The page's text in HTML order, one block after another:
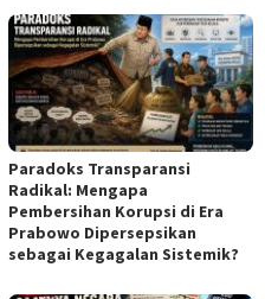
Paradoks Transparansi
Radikal: Mengapa
Pembersihan Korupsi di Era
Prabowo Dipersepsikan
sebagai Kegagalan Sistemik?